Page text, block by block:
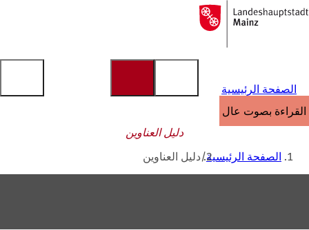
الانتقال إلى المحتوى
إلى
الصفحة
الصفحة الرئيسية
القراءة بصوت عالٍ
دليل العناوين
أنت الصفحة الرئيسية دليل العناوين